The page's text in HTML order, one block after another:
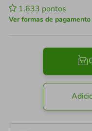
1.633 pontos
Ver formas de pagamento